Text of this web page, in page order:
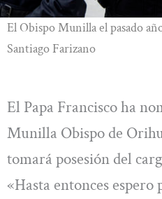
El Obispo Munilla el pasado
Santiago Farizano
El Papa Francisco ha
Munilla Obispo de
tomará posesión del
«Hasta entonces